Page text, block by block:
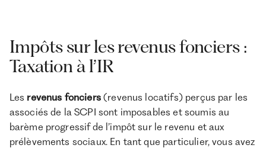
Impôts sur les revenus fonciers :
Taxation à l’IR
Les revenus fonciers(revenus locatifs) perçus par les
associés de la SCPI sont imposables et soumis au
barème progressif de l’impôt sur le revenu et aux
prélèvements sociaux. En tant que particulier, vous avez